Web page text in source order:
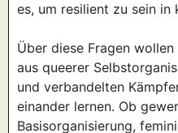
es, um resilient zu sein in
Über diese Fragen
aus queerer
und verbandelten
einander lernen. Ob
Basisorganisierung,